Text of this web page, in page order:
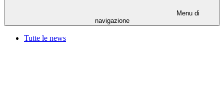
Menu di
navigazione
Tutte le news